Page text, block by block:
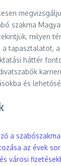
szakma
milyen
a tapasztalatot,
háttér
és
a
az évek
városi